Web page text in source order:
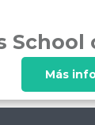
School
Más